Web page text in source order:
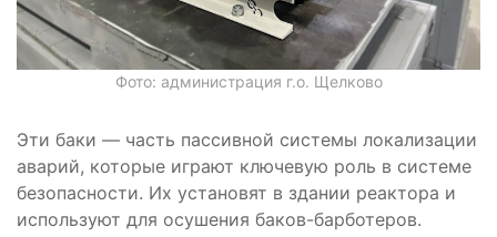
Фото: администрация г.о. Щелково
Эти баки — часть пассивной системы локализации
аварий, которые играют ключевую роль в системе
безопасности. Их установят в здании реактора и
используют для осушения баков-барботеров.